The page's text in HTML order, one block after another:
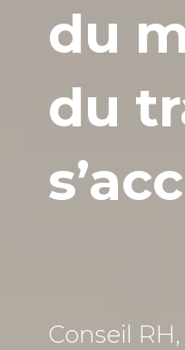
du
du
Conseil